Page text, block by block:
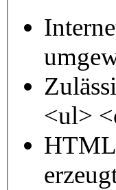
<ul>
HTML